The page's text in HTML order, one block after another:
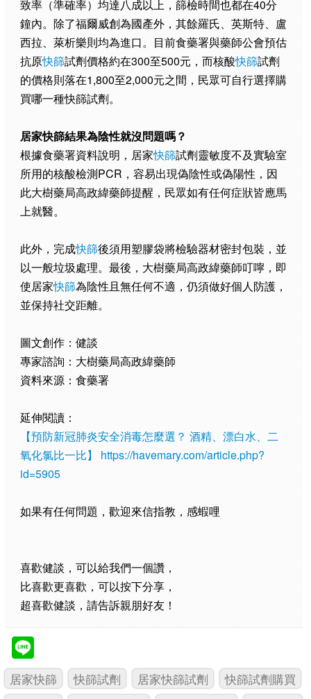
致率（準確率）均達八成以上，篩檢時間也都在40分
鐘內。除了福爾威創為國產外，其餘羅氏、英斯特、盧
西拉、萊析樂則均為進口。目前食藥署與藥師公會預估
抗原快篩試劑價格約在300至500元，而核酸快篩試劑
的價格則落在1,800至2,000元之間，民眾可自行選擇購
買哪一種快篩試劑。
居家快篩結果為陰性就沒問題嗎？
根據食藥署資料說明，居家快篩試劑靈敏度不及實驗室
所用的核酸檢測PCR，容易出現偽陰性或偽陽性，因
此大樹藥局高政緯藥師提醒，民眾如有任何症狀皆應馬
上就醫。
此外，完成快篩後須用塑膠袋將檢驗器材密封包裝，並
以一般垃圾處理。最後，大樹藥局高政緯藥師叮嚀，即
使居家快篩為陰性且無任何不適，仍須做好個人防護，
並保持社交距離。
圖文創作：健談
專家諮詢：大樹藥局高政緯藥師
資料來源：食藥署
延伸閱讀：
【預防新冠肺炎安全消毒怎麼選？ 酒精、漂白水、二
氧化氯比一比】
https://havemary.com/article.php?
id=5905
如果有任何問題，歡迎來信指教，感蝦哩
喜歡健談，可以給我們一個讚，
比喜歡更喜歡，可以按下分享，
超喜歡健談，請告訴親朋好友！
居家快篩 快篩試劑 居家快篩試劑
快篩試劑購買